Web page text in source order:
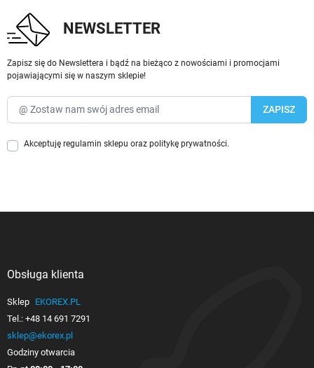
NEWSLETTER
Zapisz się do Newslettera i bądź na bieżąco z nowościami i promocjami
pojawiającymi się w naszym sklepie!
Akceptuję regulamin sklepu oraz politykę prywatności.
Obsługa klienta
Sklep EKOREX.PL
Tel.: +48 14 691 7291
sklep@ekorex.pl
Godziny otwarcia